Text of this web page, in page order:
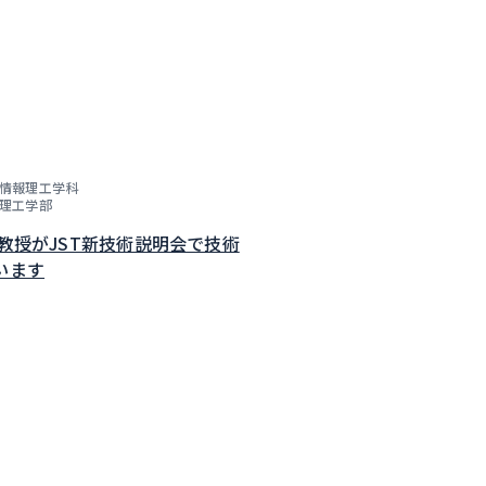
情報理工学科
理工学部
授がJST新技術説明会で技術
ます